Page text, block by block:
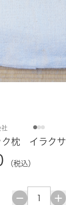
社
ク枕 イラクサ
（税込）